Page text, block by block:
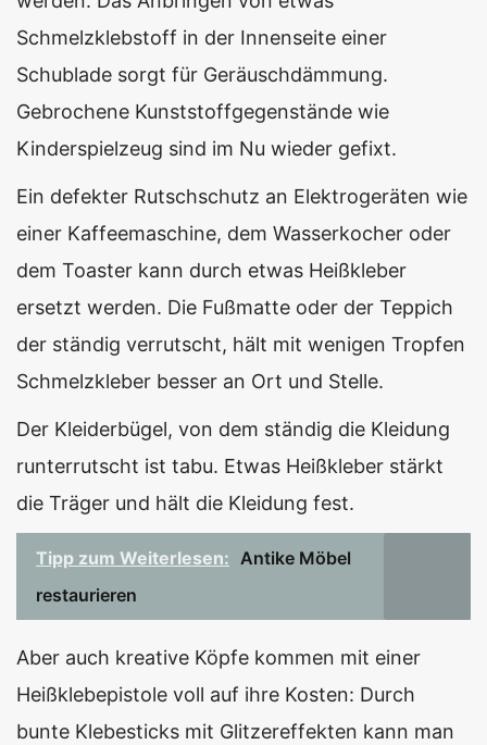
Schmelzklebstoff in der Innenseite einer
Schublade sorgt für Geräuschdämmung.
Gebrochene Kunststoffgegenstände wie
Kinderspielzeug sind im Nu wieder gefixt.
Ein defekter Rutschschutz an Elektrogeräten wie
einer Kaffeemaschine, dem Wasserkocher oder
dem Toaster kann durch etwas Heißkleber
ersetzt werden. Die Fußmatte oder der Teppich
der ständig verrutscht, hält mit wenigen Tropfen
Schmelzkleber besser an Ort und Stelle.
Der Kleiderbügel, von dem ständig die Kleidung
runterrutscht ist tabu. Etwas Heißkleber stärkt
die Träger und hält die Kleidung fest.
Tipp zum Weiterlesen: Antike Möbel
restaurieren
Aber auch kreative Köpfe kommen mit einer
Heißklebepistole voll auf ihre Kosten: Durch
bunte Klebesticks mit Glitzereffekten kann man